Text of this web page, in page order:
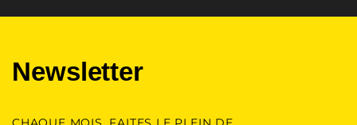
Newsletter